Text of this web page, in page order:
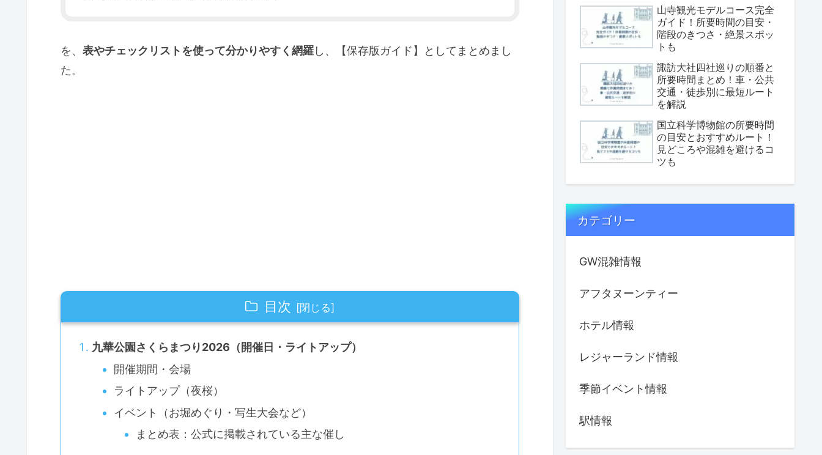
を、 表やチェックリストを使って分かりやすく網羅し、【保存版ガイド】としてまとめまし
た。
目次
九華公園さくらまつり2026（開催日・ライトアップ）
開催期間・会場
ライトアップ（夜桜）
イベント（お堀めぐり・写生大会など）
まとめ表：公式に掲載されている主な催し
山寺観光モデルコース完全
ガイド！所要時間の目安・
階段のきつさ・絶景スポッ
トも
諏訪大社四社巡りの順番と
所要時間まとめ！車・公共
交通・徒歩別に最短ルート
を解説
国立科学博物館の所要時間
の目安とおすすめルート！
見どころや混雑を避けるコ
ツも
カテゴリー
GW混雑情報
アフタヌーンティー
ホテル情報
レジャーランド情報
季節イベント情報
駅情報